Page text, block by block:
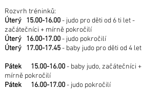
Rozvrh tréninků:
Úterý 15.00-16.00- judo pro děti od 6 ti let -
začátečníci + mírně pokročilí
Úterý 16.00-17.00- judo pokročilí
Úterý 17.00-17.45- baby judo pro děti od 4 let
Pátek 15.00-16.00- baby judo, začátečníci +
mírně pokročilí
Pátek 16.00-17.00- judo pokročilí